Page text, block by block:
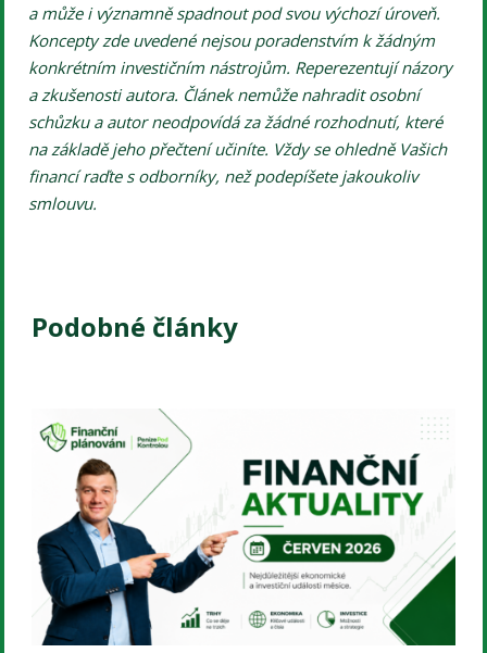
a může i významně spadnout pod svou výchozí úroveň.
Koncepty zde uvedené nejsou poradenstvím k žádným
konkrétním investičním nástrojům. Reperezentují názory
a zkušenosti autora. Článek nemůže nahradit osobní
schůzku a autor neodpovídá za žádné rozhodnutí, které
na základě jeho přečtení učiníte. Vždy se ohledně Vašich
financí raďte s odborníky, než podepíšete jakoukoliv
smlouvu.
Podobné články